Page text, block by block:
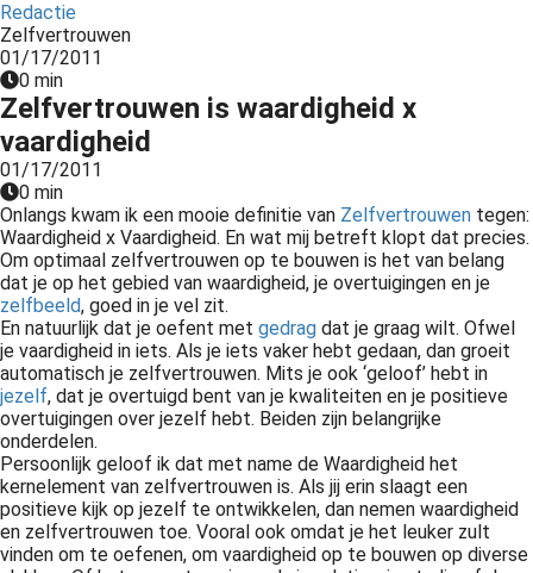
Redactie
Zelfvertrouwen
01/17/2011
0 min
Zelfvertrouwen is waardigheid x
vaardigheid
01/17/2011
0 min
Onlangs kwam ik een mooie definitie van Zelfvertrouwen tegen:
Waardigheid x Vaardigheid. En wat mij betreft klopt dat precies.
Om optimaal zelfvertrouwen op te bouwen is het van belang
dat je op het gebied van waardigheid, je overtuigingen en je
zelfbeeld, goed in je vel zit.
En natuurlijk dat je oefent met gedrag dat je graag wilt. Ofwel
je vaardigheid in iets. Als je iets vaker hebt gedaan, dan groeit
automatisch je zelfvertrouwen. Mits je ook ‘geloof’ hebt in
jezelf, dat je overtuigd bent van je kwaliteiten en je positieve
overtuigingen over jezelf hebt. Beiden zijn belangrijke
onderdelen.
Persoonlijk geloof ik dat met name de Waardigheid het
kernelement van zelfvertrouwen is. Als jij erin slaagt een
positieve kijk op jezelf te ontwikkelen, dan nemen waardigheid
en zelfvertrouwen toe. Vooral ook omdat je het leuker zult
vinden om te oefenen, om vaardigheid op te bouwen op diverse